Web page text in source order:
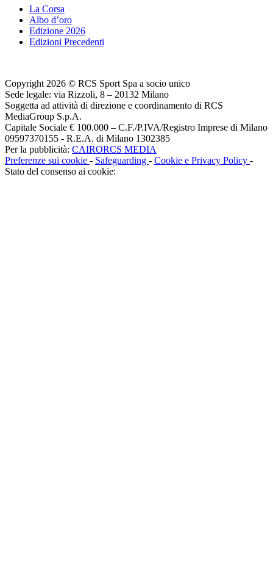
La Corsa
Albo d’oro
Edizione 2026
Edizioni Precedenti
Copyright 2026 © RCS Sport Spa a socio unico
Sede legale: via Rizzoli, 8 – 20132 Milano
Soggetta ad attività di direzione e coordinamento di RCS
MediaGroup S.p.A.
Capitale Sociale € 100.000 – C.F./P.IVA/Registro Imprese di Milano
09597370155 - R.E.A. di Milano 1302385
Per la pubblicità: CAIRORCS MEDIA
Preferenze sui cookie - Safeguarding - Cookie e Privacy Policy -
Stato del consenso ai cookie: